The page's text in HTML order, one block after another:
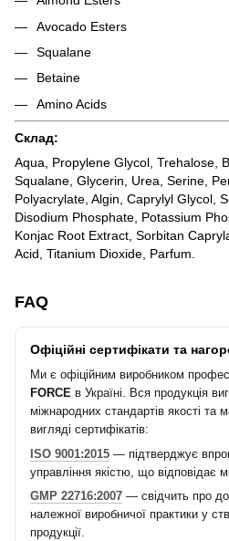
Avocado Esters
Squalane
Betaine
Amino Acids
Склад:
Aqua, Propylene Glycol, Trehalose,
Squalane, Glycerin, Urea, Serine,
Polyacrylate, Algin, Caprylyl Glycol,
Disodium Phosphate, Potassium
Konjac Root Extract, Sorbitan
Acid, Titanium Dioxide, Parfum.
FAQ
Офіційні сертифікати та
Ми є офіційним виробником
FORCE в Україні. Вся продукція
міжнародних стандартів якості та
вигляді сертифікатів:
ISO 9001:2015 — підтверджує
управління якістю, що відповідає
GMP 22716:2007 — свідчить про
належної виробничої практики у
продукції.